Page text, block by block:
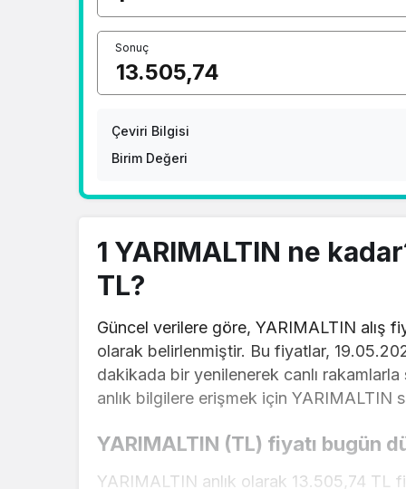
Sonuç
Çeviri Bilgisi
Birim Değeri
1 YARIMALTIN ne
TL?
Güncel verilere göre, YARIMALTIN alış
olarak belirlenmiştir. Bu fiyatlar,
dakikada bir yenilenerek canlı
anlık bilgilere erişmek için YARIMALTIN
YARIMALTIN (TL) fiyatı bugün
YARIMALTIN anlık olarak 13.505,74 TL